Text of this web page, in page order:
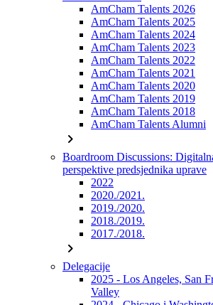
AmCham Talents 2026
AmCham Talents 2025
AmCham Talents 2024
AmCham Talents 2023
AmCham Talents 2022
AmCham Talents 2021
AmCham Talents 2020
AmCham Talents 2019
AmCham Talents 2018
AmCham Talents Alumni
chevron_right
Boardroom Discussions:
perspektive predsjednika uprave
2022
2020./2021.
2019./2020.
2018./2019.
2017./2018.
chevron_right
Delegacije
2025 - Los Angeles, San
Valley